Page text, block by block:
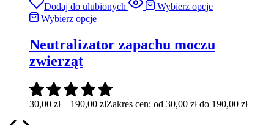
Dodaj do ulubionych
Wybierz opcje
Wybierz opcje
Neutralizator zapachu moczu
zwierząt
30,00 zł – 190,00 złZakres cen: od 30,00 zł do 190,00 zł